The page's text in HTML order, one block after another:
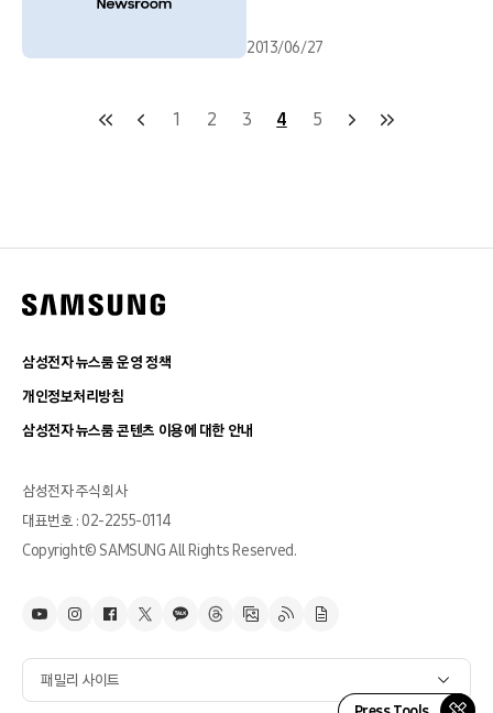
2013/06/27
1 2 3 4 5
삼성전자 뉴스룸 운영 정책
개인정보처리방침
삼성전자 뉴스룸 콘텐츠 이용에 대한 안내
삼성전자 주식회사
대표번호 : 02-2255-0114
Copyright© SAMSUNG All Rights Reserved.
패밀리 사이트